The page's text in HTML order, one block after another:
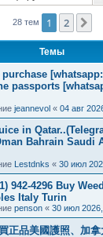
28 тем 1 2
Темы
[whatsapp:
passports
jeannevol « 04 авг
in
Bahrain Saudi
Lestdnks « 30 июл
942-4296 Buy
Italy Turin
penson « 30 июл
正品美國護照、加拿